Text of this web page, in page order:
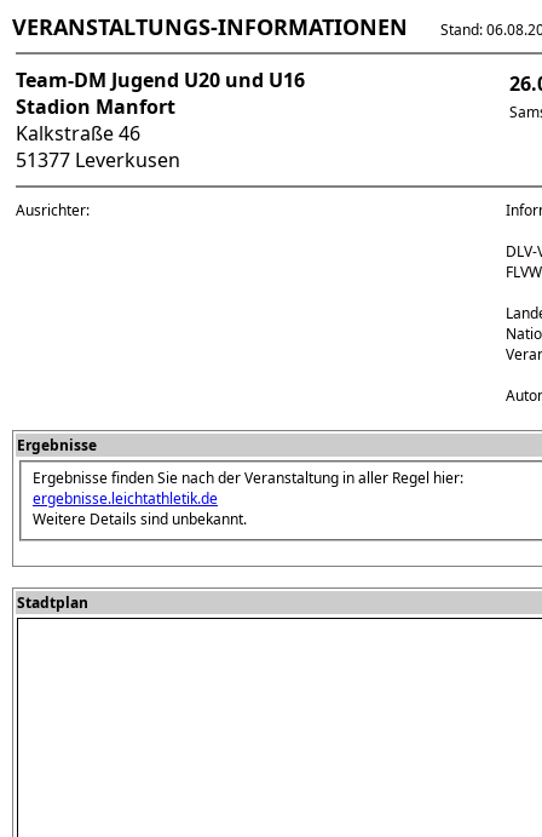
VERANSTALTUNGS-INFORMATIONEN Stand:
Team-DM Jugend U20 und U16
Stadion Manfort
Kalkstraße 46
51377 Leverkusen
Ausrichter:
Ergebnisse
Ergebnisse finden Sie nach der Veranstaltung in aller Regel hier:
ergebnisse.leichtathletik.de
Weitere Details sind unbekannt.
Stadtplan